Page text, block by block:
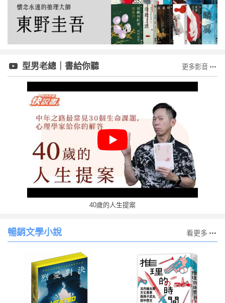
型男老總｜書給你聽 更多影音
40歲的人生提案
暢銷文學小說 看更多